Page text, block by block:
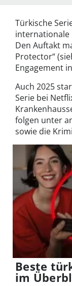
Türkische
internationale
Den Auftakt
Protector“
Engagement
Auch 2025
Serie bei
folgen unter
sowie die
Beste
im